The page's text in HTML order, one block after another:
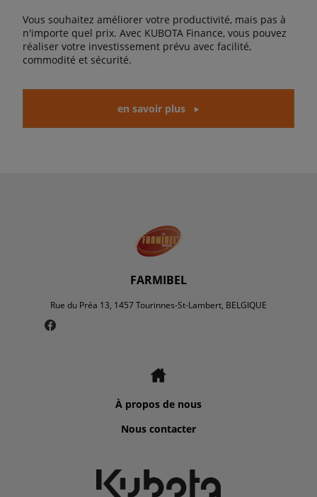
Vous souhaitez améliorer votre productivité, mais pas à
n'importe quel prix. Avec KUBOTA Finance, vous pouvez
réaliser votre investissement prévu avec facilité,
commodité et sécurité.
en savoir plus
FARMIBEL
Rue du Préa 13, 1457 Tourinnes-St-Lambert, BELGIQUE
À propos de nous
Nous contacter